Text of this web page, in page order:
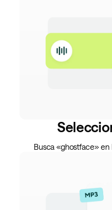
Busca «ghostface» en